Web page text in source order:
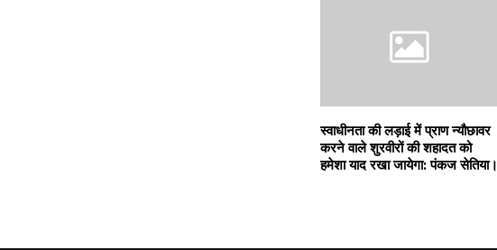
स्वाधीनता की लड़ाई में प्राण न्यौछावर
करने वाले शुरवीरों की शहादत को
हमेशा याद रखा जायेगा: पंकज सेतिया।